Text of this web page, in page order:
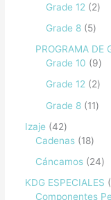
Grade 12
2
Grade 8
5
PROGRAMA DE
Grade 10
9
Grade 12
2
Grade 8
11
Izaje
42
Cadenas
18
Cáncamos
24
KDG ESPECIALES
Componentes